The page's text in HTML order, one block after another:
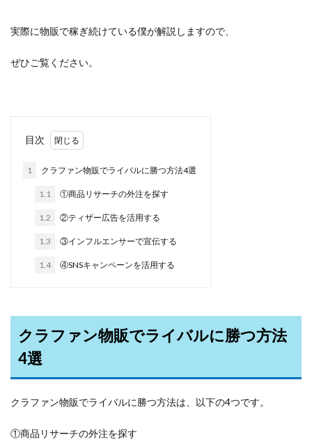
実際に物販で稼ぎ続けている僕が解説しますので、
ぜひご覧ください。
目次
1 クラファン物販でライバルに勝つ方法4選
1.1 ①商品リサーチの外注を探す
1.2 ②ティザー広告を活用する
1.3 ③インフルエンサーで宣伝する
1.4 ④SNSキャンペーンを活用する
クラファン物販でライバルに勝つ方法
4選
クラファン物販でライバルに勝つ方法は、以下の4つです。
①商品リサーチの外注を探す